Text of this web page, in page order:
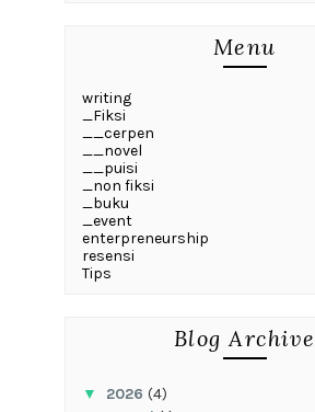
Menu
writing
_Fiksi
__cerpen
__novel
__puisi
_non fiksi
_buku
_event
enterpreneurship
resensi
Tips
Blog Archive
▼ 2026 (4)